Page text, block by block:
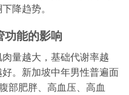
降趋势。
功能的影响
量越大，基础代谢率越
。新加坡中年男性普遍面
部肥胖、高血压、高血